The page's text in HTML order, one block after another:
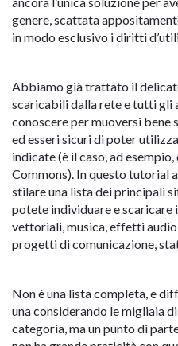
genere, scattata
in modo esclusivo i diritti
Abbiamo già trattato il
scaricabili dalla rete e tutti gli
conoscere per muoversi
ed esseri sicuri di poter
indicate (è il caso, ad
Commons). In questo tutorial
stilare una lista dei principali
potete individuare e
vettoriali, musica, effetti
progetti di comunicazione,
Non è una lista completa, e
una considerando le migliaia
categoria, ma un punto di